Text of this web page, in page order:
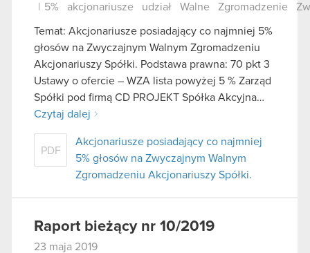
| 5% akcjonariusze udział Walne Zgromadzenie
Temat: Akcjonariusze posiadający co najmniej 5%
głosów na Zwyczajnym Walnym Zgromadzeniu
Akcjonariuszy Spółki. Podstawa prawna: 70 pkt 3
Ustawy o ofercie – WZA lista powyżej 5 % Zarząd
Spółki pod firmą CD PROJEKT Spółka Akcyjna…
Czytaj dalej
PDF
Akcjonariusze posiadający co najmniej
5% głosów na Zwyczajnym Walnym
Zgromadzeniu Akcjonariuszy Spółki.
Raport bieżący nr 10/2019
23 maja 2019